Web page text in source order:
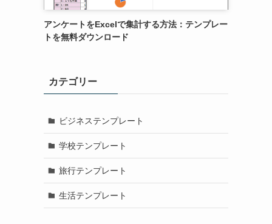
アンケートをExcelで集計する方法：テンプレー
トを無料ダウンロード
カテゴリー
ビジネステンプレート
学校テンプレート
旅行テンプレート
生活テンプレート